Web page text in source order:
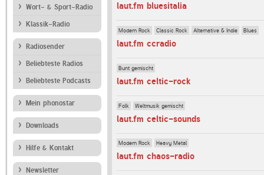
Wort- & Sport-Radio
Klassik-Radio
Radiosender
Beliebteste Radios
Beliebteste Podcasts
Mein phonostar
Downloads
Hilfe & Kontakt
Newsletter
laut.fm bluesitalia
Modern Rock Classic Rock Alternative & Indie Blues
laut.fm ccradio
Bunt gemischt
laut.fm celtic-rock
Folk Weltmusik gemischt
laut.fm celtic-sounds
Modern Rock Heavy Metal
laut.fm chaos-radio